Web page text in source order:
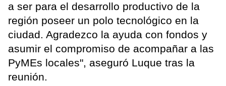
a ser para el desarrollo productivo de la
región poseer un polo tecnológico en la
ciudad. Agradezco la ayuda con fondos y
asumir el compromiso de acompañar a las
PyMEs locales", aseguró Luque tras la
reunión.